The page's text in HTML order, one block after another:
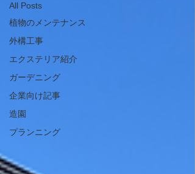
All Posts
植物のメンテナンス
外構工事
エクステリア紹介
ガーデニング
企業向け記事
造園
プランニング